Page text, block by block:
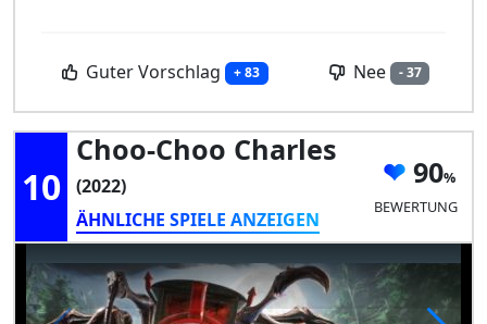
Guter Vorschlag + 83 Nee - 37
10
Choo-Choo Charles
(2022)
ÄHNLICHE SPIELE ANZEIGEN
90
BEWERTUNG